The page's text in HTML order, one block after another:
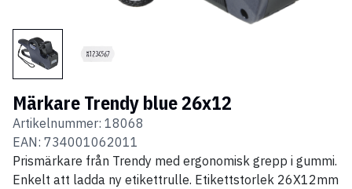
Märkare Trendy blue 26x12
Artikelnummer: 18068
EAN: 734001062011
Prismärkare från Trendy med ergonomisk grepp i gummi.
Enkelt att ladda ny etikettrulle. Etikettstorlek 26X12mm